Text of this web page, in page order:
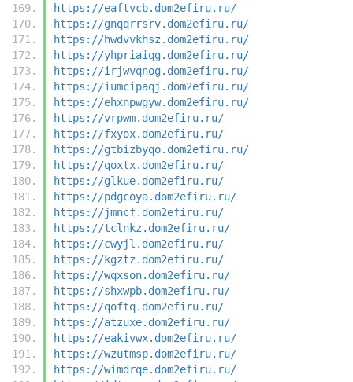
https://eaftvcb.dom2efiru.ru/
https://gnqqrrsrv.dom2efiru.ru/
https://hwdvvkhsz.dom2efiru.ru/
https://yhpriaiqg.dom2efiru.ru/
https://irjwvqnog.dom2efiru.ru/
https://iumcipaqj.dom2efiru.ru/
https://ehxnpwgyw.dom2efiru.ru/
https://vrpwm.dom2efiru.ru/
https://fxyox.dom2efiru.ru/
https://gtbizbyqo.dom2efiru.ru/
https://qoxtx.dom2efiru.ru/
https://glkue.dom2efiru.ru/
https://pdgcoya.dom2efiru.ru/
https://jmncf.dom2efiru.ru/
https://tclnkz.dom2efiru.ru/
https://cwyjl.dom2efiru.ru/
https://kgztz.dom2efiru.ru/
https://wqxson.dom2efiru.ru/
https://shxwpb.dom2efiru.ru/
https://qoftq.dom2efiru.ru/
https://atzuxe.dom2efiru.ru/
https://eakivwx.dom2efiru.ru/
https://wzutmsp.dom2efiru.ru/
https://wimdrqe.dom2efiru.ru/